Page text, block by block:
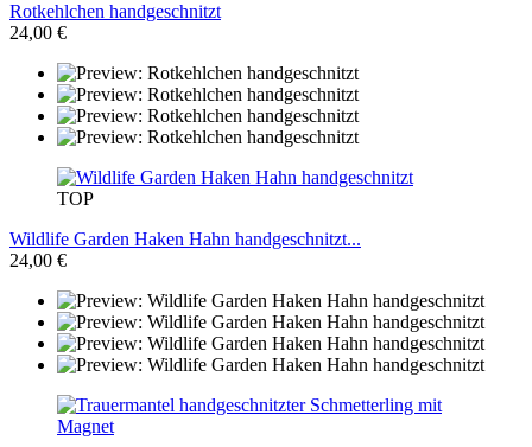
Rotkehlchen handgeschnitzt
24,00 €
TOP
Wildlife Garden Haken Hahn handgeschnitzt...
24,00 €